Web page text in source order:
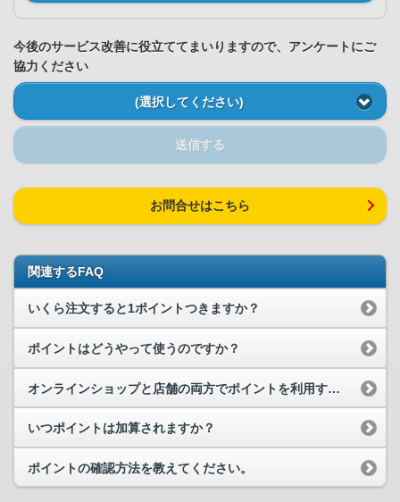
今後のサービス改善に役立ててまいりますので、アンケートにご
協力ください
(選択してください)
送信する
お問合せはこちら
関連するFAQ
いくら注文すると1ポイントつきますか？
ポイントはどうやって使うのですか？
オンラインショップと店舗の両方でポイントを利用することができますか？
いつポイントは加算されますか？
ポイントの確認方法を教えてください。